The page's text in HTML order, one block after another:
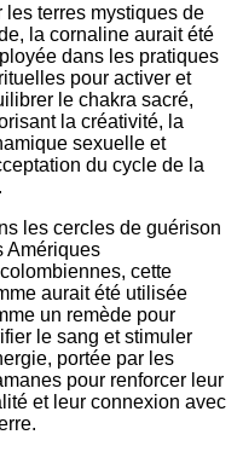
les terres mystiques de
la cornaline aurait été
dans les pratiques
pour activer et
le chakra sacré,
la créativité, la
sexuelle et
du cycle de la
les cercles de guérison
Amériques
cette
aurait été utilisée
un remède pour
le sang et stimuler
portée par les
pour renforcer leur
et leur connexion avec